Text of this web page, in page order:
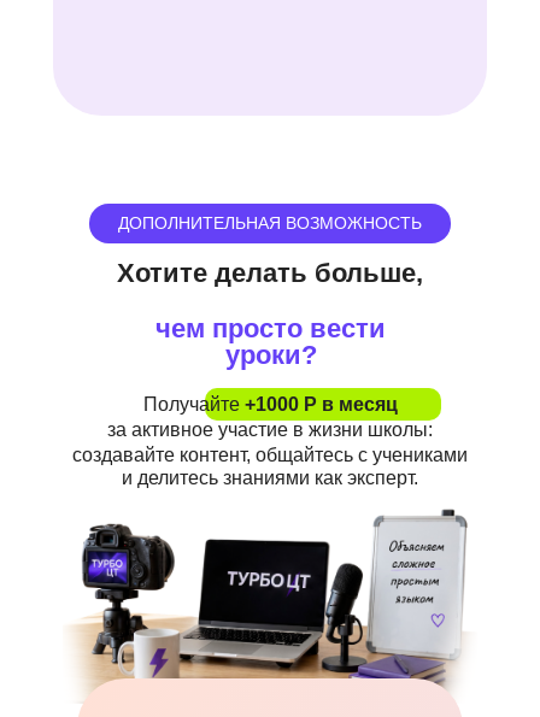
ДОПОЛНИТЕЛЬНАЯ ВОЗМОЖНОСТЬ
Получайте +1000 Р в месяц
за активное участие в жизни школы:
создавайте контент, общайтесь с учениками
и делитесь знаниями как эксперт.
Хотите делать больше,
чем просто вести
уроки?